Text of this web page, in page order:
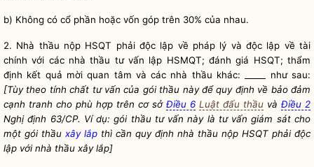
b) Không có cổ phần hoặc vốn góp trên 30% của nhau.
2. Nhà thầu nộp HSQT phải độc lập về pháp lý và độc lập về tài
chính với các nhà thầu tư vấn lập HSMQT; đánh giá HSQT; thẩm
định kết quả mời quan tâm và các nhà thầu khác: _____ như sau:
[Tùy theo tính chất tư vấn của gói thầu này để quy định về bảo đảm
cạnh tranh cho phù hợp trên cơ sở Điều 6 Luật đấu thầu và Điều 2
Nghị định 63/CP. Ví dụ:gói thầutư vấn này là tư vấn giám sát cho
một gói thầu xây lắp thì cần quy định nhà thầu nộp HSQT phải độc
lập với nhà thầu xây lắp]